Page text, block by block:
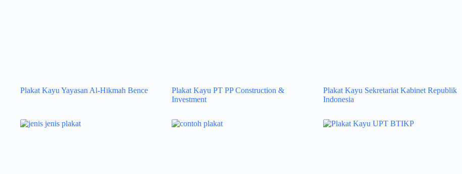
Plakat Kayu Yayasan Al-Hikmah Bence
Plakat Kayu PT PP Construction &
Investment
Plakat Kayu Sekretariat Kabinet Republik
Indonesia